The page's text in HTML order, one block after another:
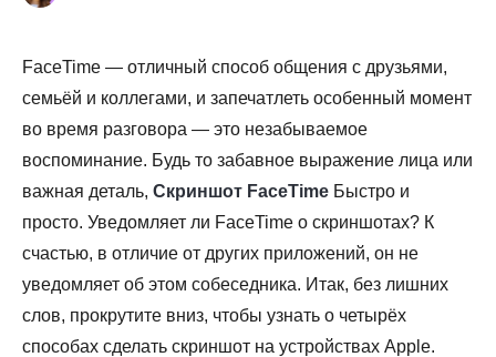
FaceTime — отличный способ общения с друзьями,
семьёй и коллегами, и запечатлеть особенный момент
во время разговора — это незабываемое
воспоминание. Будь то забавное выражение лица или
важная деталь, Скриншот FaceTime Быстро и
просто. Уведомляет ли FaceTime о скриншотах? К
счастью, в отличие от других приложений, он не
уведомляет об этом собеседника. Итак, без лишних
слов, прокрутите вниз, чтобы узнать о четырёх
способах сделать скриншот на устройствах Apple.